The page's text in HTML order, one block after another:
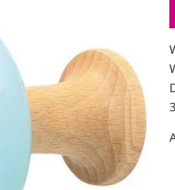
ręcznych
Dodatki:
RZEŹBA,
Lepienie i
Odlewy
Tworzenie z